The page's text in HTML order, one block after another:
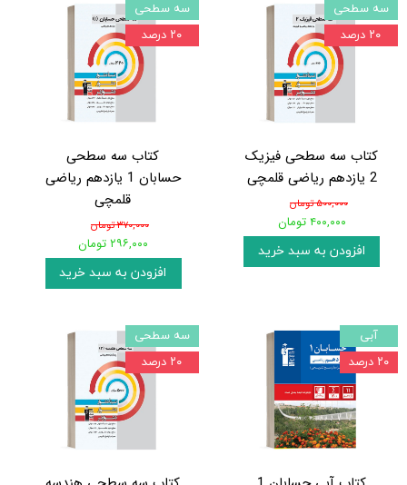
کتاب سه سطحی فیزیک
2 یازدهم ریاضی قلمچی
۵۰۰,۰۰۰ تومان
۴۰۰,۰۰۰ تومان
افزودن به سبد خرید
سه سطحی
۲۰ درصد
کتاب سه سطحی
حسابان 1 یازدهم ریاضی
قلمچی
۳۷۰,۰۰۰ تومان
۲۹۶,۰۰۰ تومان
افزودن به سبد خرید
سه سطحی
۲۰ درصد
آبی
۲۰ درصد
سه سطحی
۲۰ درصد